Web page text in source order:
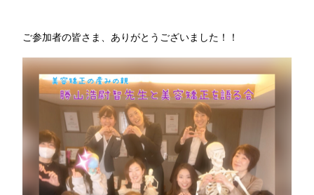
ご参加者の皆さま、ありがとうございました！！